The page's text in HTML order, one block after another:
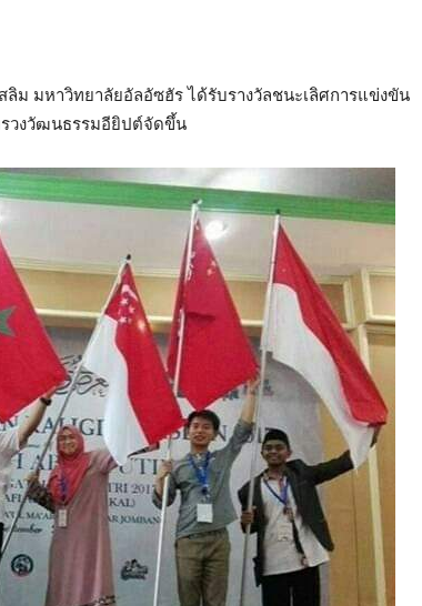
ม มหาวิทยาลัยอัลอัซฮัร ได้รับรางวัลชนะเลิศการแข่งขัน
รวงวัฒนธรรมอียิปต์จัดขึ้น